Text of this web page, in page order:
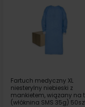
Fartuch medyczny XL
niesterylny niebieski z
mankietem, wiązany na
(włóknina SMS 35g)